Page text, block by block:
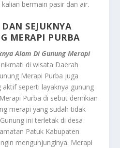
bermain pasir dan air.
SEJUKNYA
MERAPI PURBA
Alam Di Gunung Merapi
di wisata Daerah
Merapi Purba juga
seperti layaknya gunung
Purba di sebut demikian
merapi yang sudah tidak
ini terletak di desa
Patuk Kabupaten
mengunjunginya. Merapi